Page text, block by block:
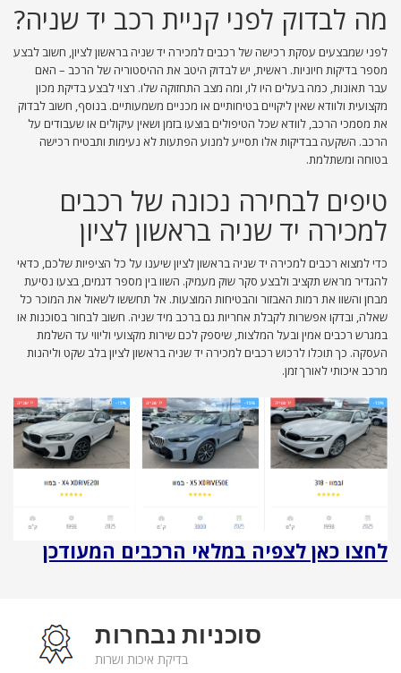
מה לבדוק לפני קניית רכב יד שניה?
לפני שמבצעים עסקת רכישה של רכבים למכירה יד שניה בראשון לציון, חשוב לבצע
מספר בדיקות חיוניות. ראשית, יש לבדוק היטב את ההיסטוריה של הרכב – האם
עבר תאונות, כמה בעלים היו לו, ומה מצב התחזוקה שלו. רצוי לבצע בדיקת מכון
מקצועית ולוודא שאין ליקויים בטיחותיים או מכניים משמעותיים. בנוסף, חשוב לבדוק
את מסמכי הרכב, לוודא שכל הטיפולים בוצעו בזמן ושאין עיקולים או שעבודים על
הרכב. השקעה בבדיקות אלו תסייע למנוע הפתעות לא נעימות ותבטיח רכישה
בטוחה ומשתלמת.
טיפים לבחירה נכונה של רכבים
למכירה יד שניה בראשון לציון
כדי למצוא רכבים למכירה יד שניה בראשון לציון שיענו על כל הציפיות שלכם, כדאי
להגדיר מראש תקציב ולבצע סקר שוק מעמיק. השוו בין מספר דגמים, בצעו נסיעת
מבחן והשוו את רמות האבזור והבטיחות המוצעות. אל תחששו לשאול את המוכר כל
שאלה, ובדקו אפשרות לקבלת אחריות גם ברכב מיד שניה. חשוב לבחור בסוכנות או
במגרש רכבים אמין ובעל המלצות, שיספק לכם שירות מקצועי וליווי עד השלמת
העסקה. כך תוכלו לרכוש רכבים למכירה יד שניה בראשון לציון בלב שקט וליהנות
מרכב איכותי לאורך זמן.
לחצו כאן לצפיה במלאי הרכבים המעודכן
סוכניות נבחרות
בדיקת איכות ושרות